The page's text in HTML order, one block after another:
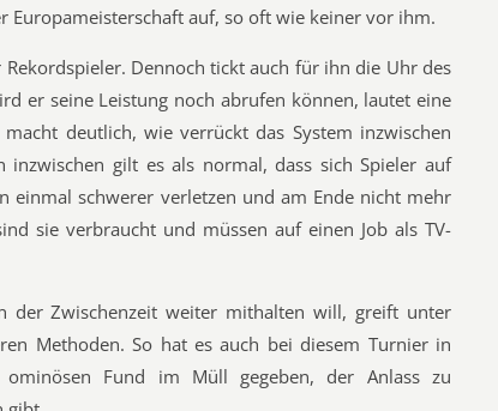
Europameisterschaft auf, so oft wie keiner vor ihm.
Dennoch tickt auch für ihn die Uhr des
er seine Leistung noch abrufen können, lautet eine
macht deutlich, wie verrückt das System inzwischen
inzwischen gilt es als normal, dass sich Spieler auf
einmal schwerer verletzen und am Ende nicht mehr
sie verbraucht und müssen auf einen Job als TV-
der Zwischenzeit weiter mithalten will, greift unter
Methoden. So hat es auch bei diesem Turnier in
ominösen Fund im Müll gegeben, der Anlass zu